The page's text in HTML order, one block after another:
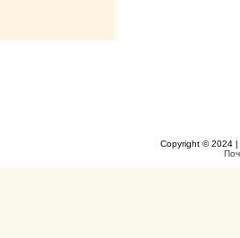
Copyright © 2024 |